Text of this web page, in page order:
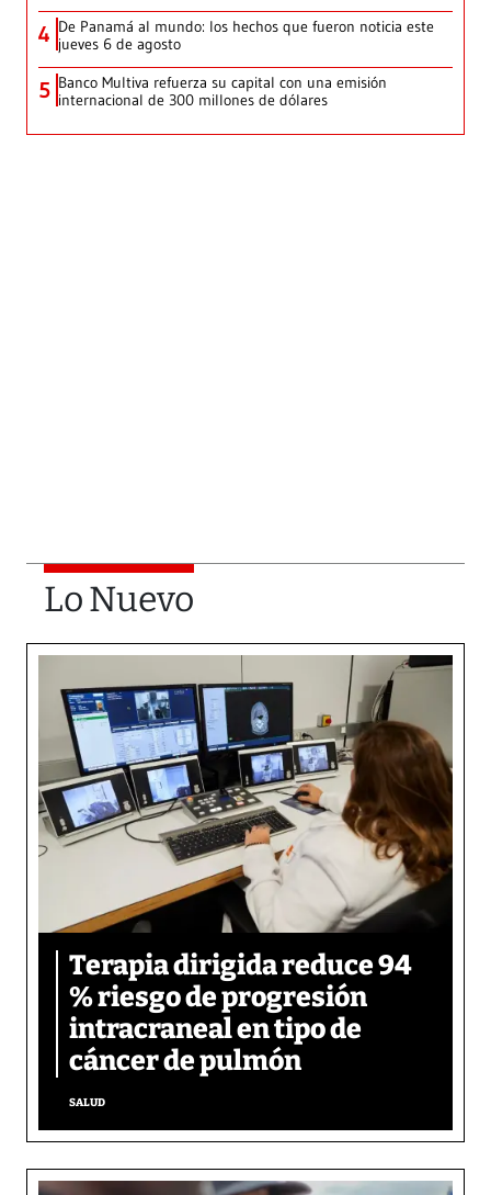
4 De Panamá al mundo: los hechos que fueron noticia este
jueves 6 de agosto
5 Banco Multiva refuerza su capital con una emisión
internacional de 300 millones de dólares
Lo Nuevo
Terapia dirigida reduce 94
% riesgo de progresión
intracraneal en tipo de
cáncer de pulmón
SALUD